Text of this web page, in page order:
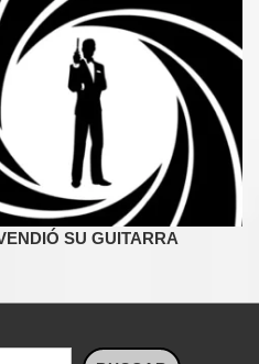
SU GUITARRA